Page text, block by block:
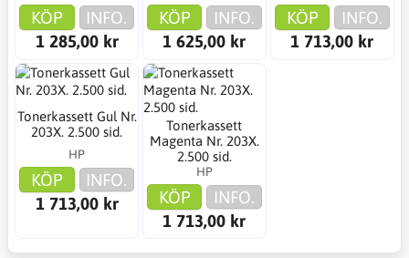
KÖP
INFO.
1 285,00 kr
KÖP
INFO.
1 625,00 kr
KÖP
INFO.
1 713,00 kr
Tonerkassett Gul Nr.
203X. 2.500 sid.
HP
KÖP
INFO.
1 713,00 kr
Tonerkassett
Magenta Nr. 203X.
2.500 sid.
HP
KÖP
INFO.
1 713,00 kr